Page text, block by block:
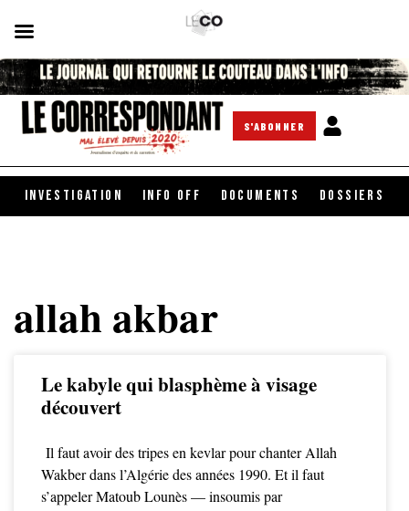
S'ABONNER
INVESTIGATION INFO OFF DOCUMENTS DOSSIERS
allah akbar
Le kabyle qui blasphème à visage
découvert
Il faut avoir des tripes en kevlar pour chanter Allah
Wakber dans l’Algérie des années 1990. Et il faut
s’appeler Matoub Lounès — insoumis par